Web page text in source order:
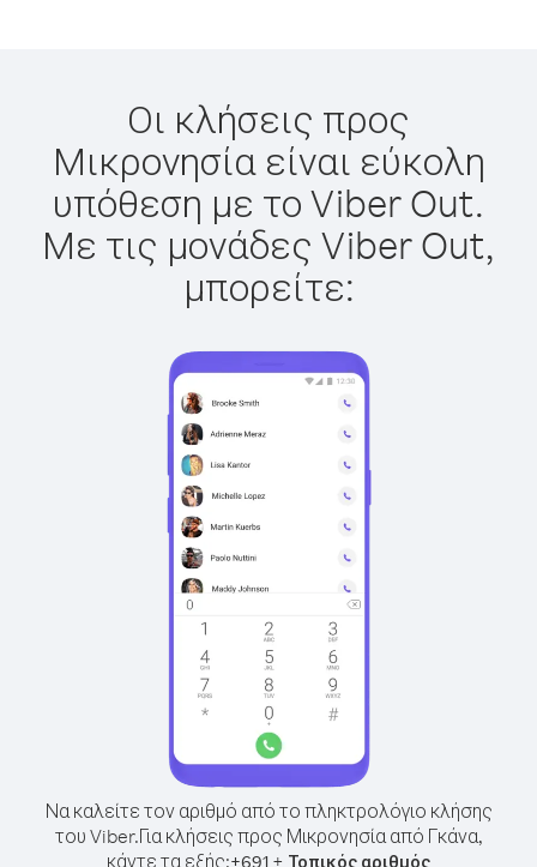
Οι κλήσεις προς
Μικρονησία είναι εύκολη
υπόθεση με το Viber Out.
Με τις μονάδες Viber Out,
μπορείτε:
Να καλείτε τον αριθμό από το πληκτρολόγιο κλήσης
του Viber.Για κλήσεις προς Μικρονησία από Γκάνα,
κάντε τα εξής:+691 + Τοπικός αριθμός